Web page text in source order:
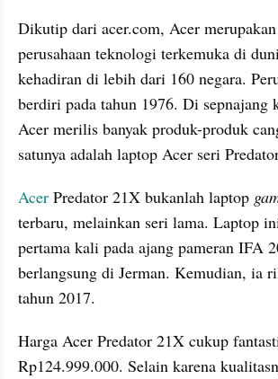
Dikutip dari acer.com, Acer
perusahaan teknologi terkemuka di
kehadiran di lebih dari 160 negara.
berdiri pada tahun 1976. Di sepnajang
Acer merilis banyak produk-produk
satunya adalah laptop Acer seri
Acer Predator 21X bukanlah laptop
terbaru, melainkan seri lama. Laptop
pertama kali pada ajang pameran IFA
berlangsung di Jerman. Kemudian, ia
tahun 2017.
Harga Acer Predator 21X cukup
Rp124.999.000. Selain karena